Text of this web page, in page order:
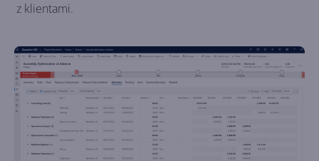
z klientami.